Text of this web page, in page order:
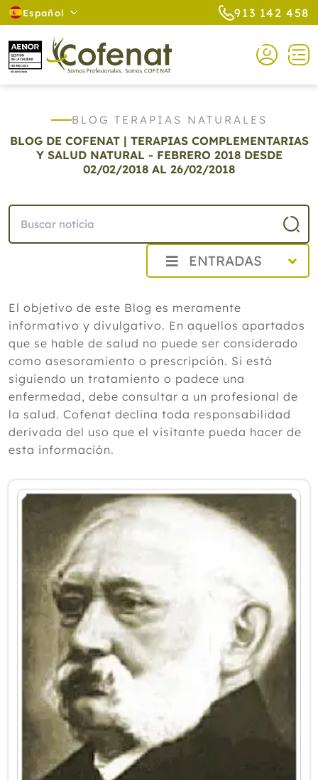
Español 913 142 458
BLOG TERAPIAS NATURALES
BLOG DE COFENAT | TERAPIAS COMPLEMENTARIAS
Y SALUD NATURAL - FEBRERO 2018 DESDE
02/02/2018 AL 26/02/2018
ENTRADAS
2025
2024
2023
2022
2021
2020
2018
Diciembre
Noviembre
Septiembre
Agosto
Julio
Junio
Mayo
Abril
Marzo
Febrero
Enero
2017
2016
El objetivo de este Blog es meramente
informativo y divulgativo. En aquellos apartados
que se hable de salud no puede ser considerado
como asesoramiento o prescripción. Si está
siguiendo un tratamiento o padece una
enfermedad, debe consultar a un profesional de
la salud. Cofenat declina toda responsabilidad
derivada del uso que el visitante pueda hacer de
esta información.